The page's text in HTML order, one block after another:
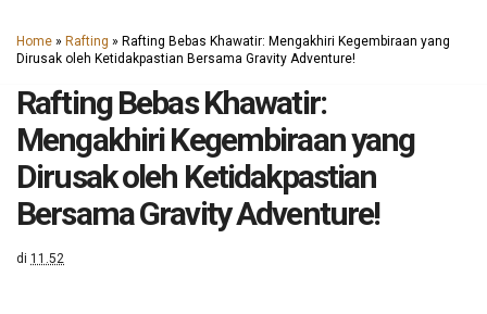
Home » Rafting » Rafting Bebas Khawatir: Mengakhiri Kegembiraan yang
Dirusak oleh Ketidakpastian Bersama Gravity Adventure!
Rafting Bebas Khawatir:
Mengakhiri Kegembiraan yang
Dirusak oleh Ketidakpastian
Bersama Gravity Adventure!
di 11.52